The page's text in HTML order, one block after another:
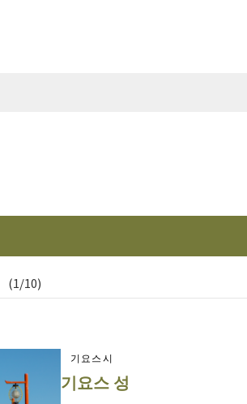
(1/10)
기요스시
기요스 성